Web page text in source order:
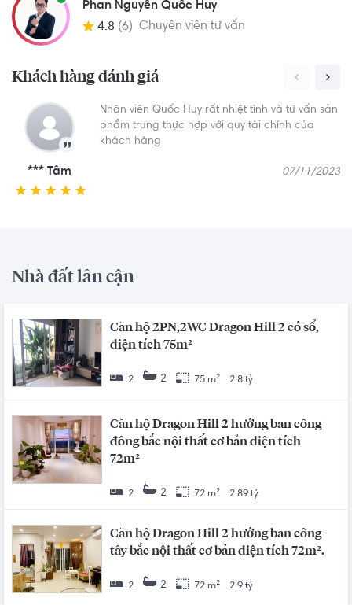
Phan Nguyễn Quốc Huy
4.8 (6) Chuyên viên tư vấn
Khách hàng đánh giá
*** Tâm
Nhân viên Quốc Huy rất nhiệt tình và tư vấn sản
phẩm trung thực hợp với quy tài chính của
khách hàng
07/11/2023
Nhà đất lân cận
Căn hộ 2PN,2WC Dragon Hill 2 có sổ,
diện tích 75m²
2 2 75 m² 2.8 tỷ
Căn hộ Dragon Hill 2 hướng ban công
đông bắc nội thất cơ bản diện tích
72m²
2 2 72 m² 2.89 tỷ
Căn hộ Dragon Hill 2 hướng ban công
tây bắc nội thất cơ bản diện tích 72m².
2 2 72 m² 2.9 tỷ